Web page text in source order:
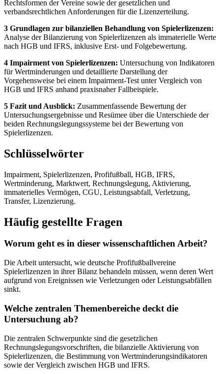
Rechtsformen der Vereine sowie der gesetzlichen und
verbandsrechtlichen Anforderungen für die Lizenzerteilung.
3 Grundlagen zur bilanziellen Behandlung von Spielerlizenzen:
Analyse der Bilanzierung von Spielerlizenzen als immaterielle Werte
nach HGB und IFRS, inklusive Erst- und Folgebewertung.
4 Impairment von Spielerlizenzen: Untersuchung von Indikatoren
für Wertminderungen und detaillierte Darstellung der
Vorgehensweise bei einem Impairment-Test unter Vergleich von
HGB und IFRS anhand praxisnaher Fallbeispiele.
5 Fazit und Ausblick: Zusammenfassende Bewertung der
Untersuchungsergebnisse und Resümee über die Unterschiede der
beiden Rechnungslegungssysteme bei der Bewertung von
Spielerlizenzen.
Schlüsselwörter
Impairment, Spielerlizenzen, Profifußball, HGB, IFRS,
Wertminderung, Marktwert, Rechnungslegung, Aktivierung,
immaterielles Vermögen, CGU, Leistungsabfall, Verletzung,
Transfer, Lizenzierung.
Häufig gestellte Fragen
Worum geht es in dieser wissenschaftlichen Arbeit?
Die Arbeit untersucht, wie deutsche Profifußballvereine
Spielerlizenzen in ihrer Bilanz behandeln müssen, wenn deren Wert
aufgrund von Ereignissen wie Verletzungen oder Leistungsabfällen
sinkt.
Welche zentralen Themenbereiche deckt die
Untersuchung ab?
Die zentralen Schwerpunkte sind die gesetzlichen
Rechnungslegungsvorschriften, die bilanzielle Aktivierung von
Spielerlizenzen, die Bestimmung von Wertminderungsindikatoren
sowie der Vergleich zwischen HGB und IFRS.